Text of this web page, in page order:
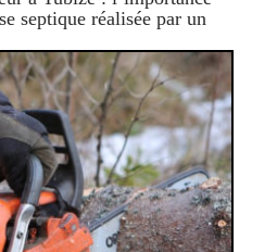
septique réalisée par un